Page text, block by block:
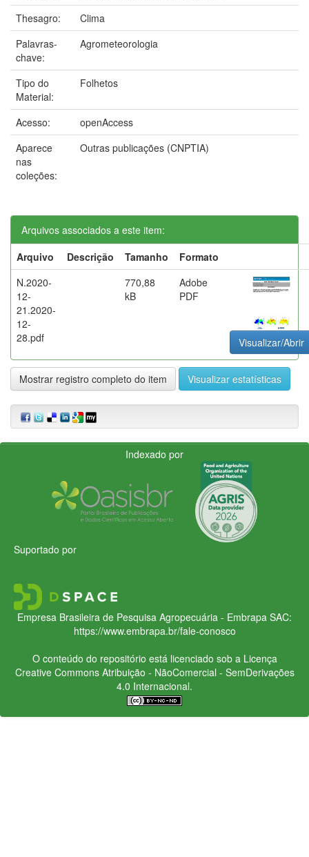
Thesagro:
Clima
Palavras-
chave:
Agrometeorologia
Tipo do
Material:
Folhetos
Acesso:
openAccess
Aparece
nas
coleções:
Outras publicações (CNPTIA)
Arquivos associados a este item:
Arquivo
Descrição Tamanho
Formato
N.2020-
12-
21.2020-
12-
28.pdf
770,88
kB
Adobe
PDF
Visualizar/Abrir
Mostrar registro completo do item Visualizar estatísticas
Indexado por
Suportado por
Empresa Brasileira de Pesquisa Agropecuária - Embrapa SAC:
https://www.embrapa.br/fale-conosco
O conteúdo do repositório está licenciado sob a Licença
Creative CommonsAtribuição - NãoComercial - SemDerivações
4.0 Internacional.